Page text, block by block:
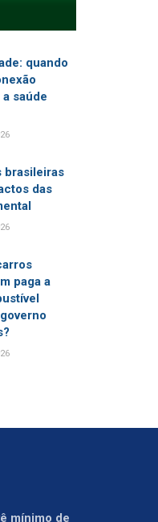
quando
saúde
brasileiras
das
paga a
mínimo de